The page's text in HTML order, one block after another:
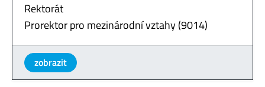
Rektorát
Prorektor pro mezinárodní vztahy (9014)
zobrazit